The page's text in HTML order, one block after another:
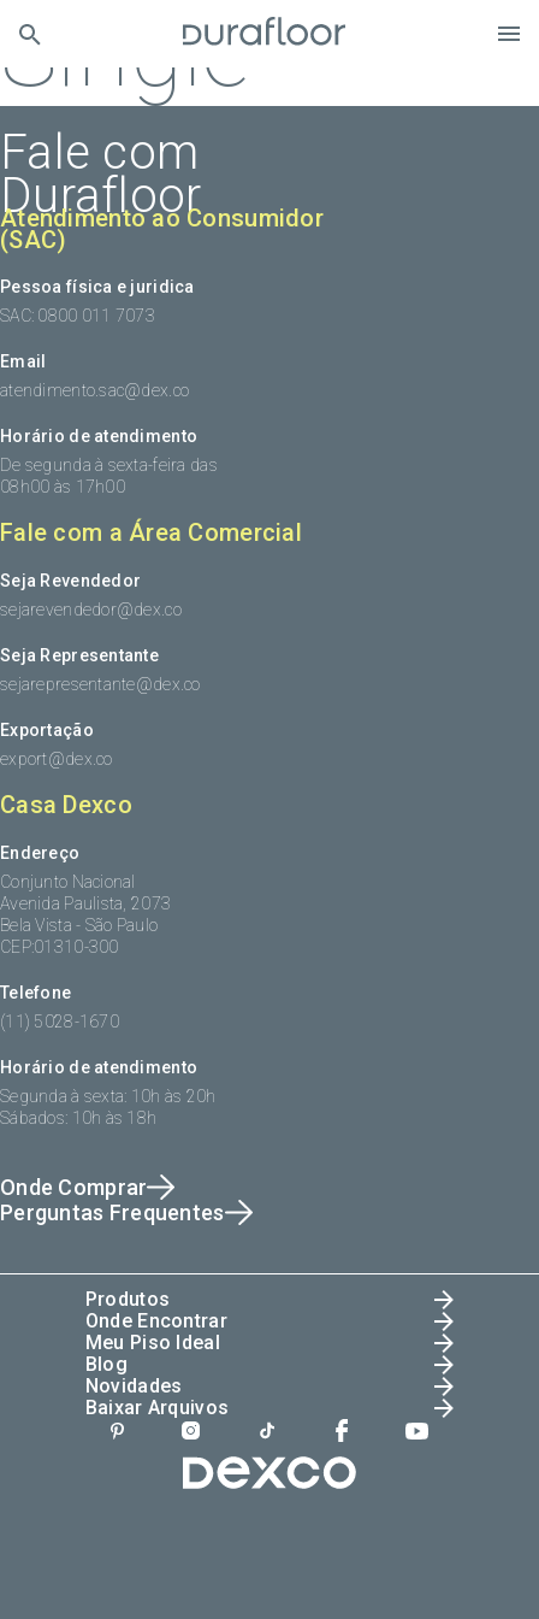
Single
Fale com
Durafloor
Atendimento ao Consumidor
(SAC)
Pessoa física e juridica
SAC: 0800 011 7073
Email
atendimento.sac@dex.co
Horário de atendimento
De segunda à sexta-feira das
08h00 às 17h00
Fale com a Área Comercial
Seja Revendedor
sejarevendedor@dex.co
Seja Representante
sejarepresentante@dex.co
Exportação
export@dex.co
Casa Dexco
Endereço
Conjunto Nacional
Avenida Paulista, 2073
Bela Vista - São Paulo
CEP:01310-300
Telefone
(11) 5028-1670
Horário de atendimento
Segunda à sexta: 10h às 20h
Sábados: 10h às 18h
Onde Comprar
Perguntas Frequentes
Produtos
Onde Encontrar
Meu Piso Ideal
Blog
Novidades
Baixar Arquivos